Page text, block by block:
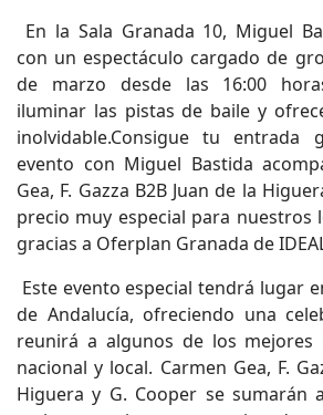
En la Sala Granada 10, Miguel
con un espectáculo cargado de
de marzo desde las 16:00
iluminar las pistas de baile y
inolvidable.Consigue tu entrada
evento con Miguel Bastida
Gea, F. Gazza B2B Juan de la
precio muy especial para nuestros
gracias a Oferplan Granada de
Este evento especial tendrá lugar
de Andalucía, ofreciendo una
reunirá a algunos de los mejores
nacional y local. Carmen Gea, F.
Higuera y G. Cooper se sumarán